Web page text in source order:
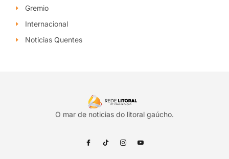
Gremio
Internacional
Noticias Quentes
O mar de noticias do litoral gaúcho.